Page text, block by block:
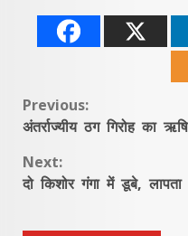
Continue
Previous:
अंतर्राज्यीय ठग गिरोह का
Next:
दो किशोर गंगा में डूबे, लापता